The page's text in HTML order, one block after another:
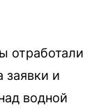
отработали
заявки и
водной